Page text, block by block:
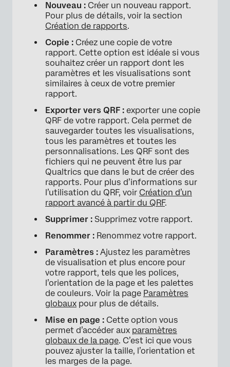
×
×
Nouveau : Créer un nouveau rapport.
Pour plus de détails, voir la section
Création de rapports.
Copie : Créez une copie de votre
rapport. Cette option est idéale si vous
souhaitez créer un rapport dont les
paramètres et les visualisations sont
similaires à ceux de votre premier
rapport.
Exporter vers QRF : exporter une copie
QRF de votre rapport. Cela permet de
sauvegarder toutes les visualisations,
tous les paramètres et toutes les
personnalisations. Les QRF sont des
fichiers qui ne peuvent être lus par
Qualtrics que dans le but de créer des
rapports. Pour plus d’informations sur
l’utilisation du QRF, voir Création d’un
rapport avancé à partir du QRF.
Supprimer : Supprimez votre rapport.
Renommer : Renommez votre rapport.
Paramètres : Ajustez les paramètres
de visualisation et plus encore pour
votre rapport, tels que les polices,
l’orientation de la page et les palettes
de couleurs. Voir la page Paramètres
globaux pour plus de détails.
Mise en page : Cette option vous
permet d’accéder aux paramètres
globaux de la page. C’est ici que vous
pouvez ajuster la taille, l’orientation et
les marges de la page.